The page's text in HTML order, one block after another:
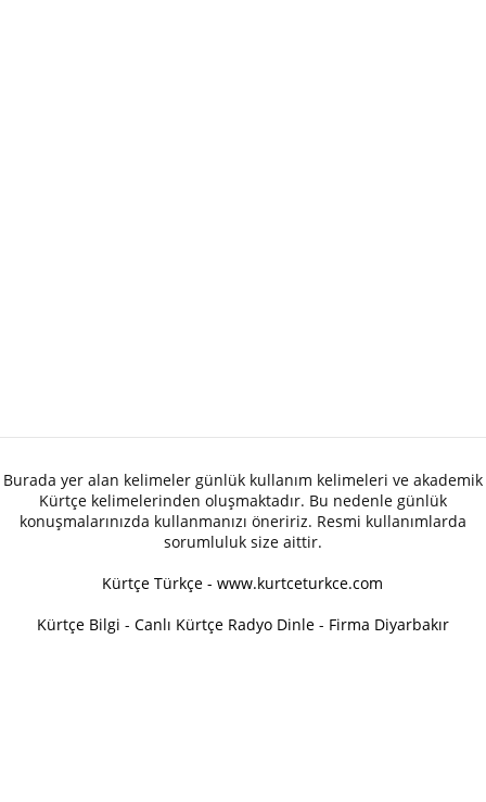
Burada yer alan kelimeler günlük kullanım kelimeleri ve akademik
Kürtçe kelimelerinden oluşmaktadır. Bu nedenle günlük
konuşmalarınızda kullanmanızı öneririz. Resmi kullanımlarda
sorumluluk size aittir.
Kürtçe Türkçe - www.kurtceturkce.com
Kürtçe Bilgi - Canlı Kürtçe Radyo Dinle - Firma Diyarbakır